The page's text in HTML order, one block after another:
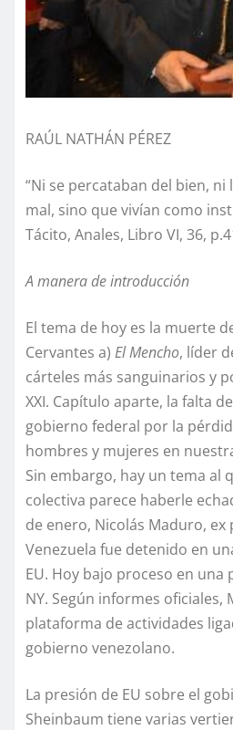
RAÚL NATHÁN PÉREZ
“Ni se percataban del bien, ni
mal, sino que vivían como
Tácito, Anales, Libro VI, 36,
A manera de introducción
El tema de hoy es la muerte
Cervantes a) El Mencho, líder
cárteles más sanguinarios y
XXI. Capítulo aparte, la falta
gobierno federal por la
hombres y mujeres en
Sin embargo, hay un tema al
colectiva parece haberle
de enero, Nicolás Maduro, ex
Venezuela fue detenido en
EU. Hoy bajo proceso en una
NY. Según informes oficiales,
plataforma de actividades
gobierno venezolano.
La presión de EU sobre el
Sheinbaum tiene varias